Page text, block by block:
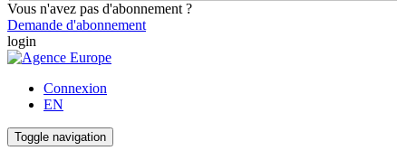
Vous n'avez pas d'abonnement ?
Demande d'abonnement
login
Connexion
EN
Toggle navigation